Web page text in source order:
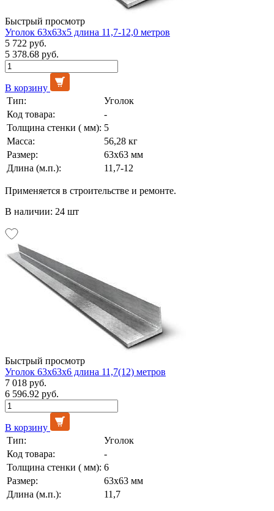
Быстрый просмотр
Уголок 63х63х5 длина 11,7-12,0 метров
5 722 руб.
5 378.68 руб.
В корзину
Тип:
Уголок
Код товара:
-
Толщина стенки ( мм): 5
Масса:
56,28 кг
Размер:
63х63 мм
Длина (м.п.):
11,7-12
Применяется в строительстве и ремонте.
В наличии: 24 шт
Быстрый просмотр
Уголок 63х63х6 длина 11,7(12) метров
7 018 руб.
6 596.92 руб.
В корзину
Тип:
Уголок
Код товара:
-
Толщина стенки ( мм): 6
Размер:
63х63 мм
Длина (м.п.):
11,7